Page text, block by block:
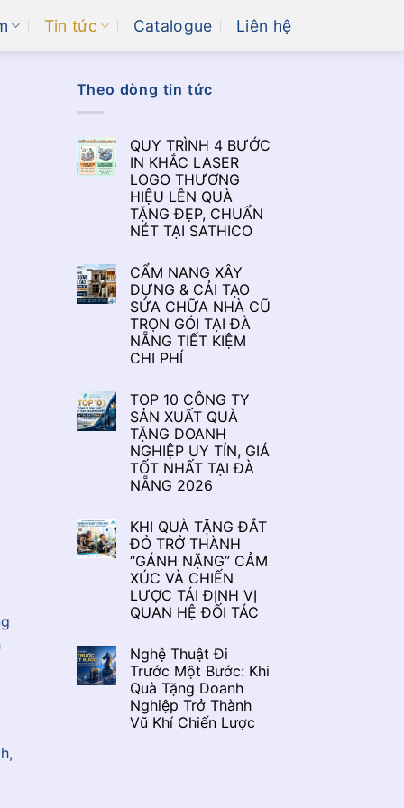
Tin tức Catalogue Liên hệ
Theo dòng tin tức
QUY TRÌNH 4 BƯỚC
IN KHẮC LASER
LOGO THƯƠNG
HIỆU LÊN QUÀ
TẶNG ĐẸP, CHUẨN
NÉT TẠI SATHICO
CẨM NANG XÂY
DỰNG & CẢI TẠO
SỬA CHỮA NHÀ CŨ
TRỌN GÓI TẠI ĐÀ
NẴNG TIẾT KIỆM
CHI PHÍ
TOP 10 CÔNG TY
SẢN XUẤT QUÀ
TẶNG DOANH
NGHIỆP UY TÍN, GIÁ
TỐT NHẤT TẠI ĐÀ
NẴNG 2026
KHI QUÀ TẶNG ĐẮT
ĐỎ TRỞ THÀNH
“GÁNH NẶNG” CẢM
XÚC VÀ CHIẾN
LƯỢC TÁI ĐỊNH VỊ
QUAN HỆ ĐỐI TÁC
Nghệ Thuật Đi
Trước Một Bước: Khi
Quà Tặng Doanh
Nghiệp Trở Thành
Vũ Khí Chiến Lược